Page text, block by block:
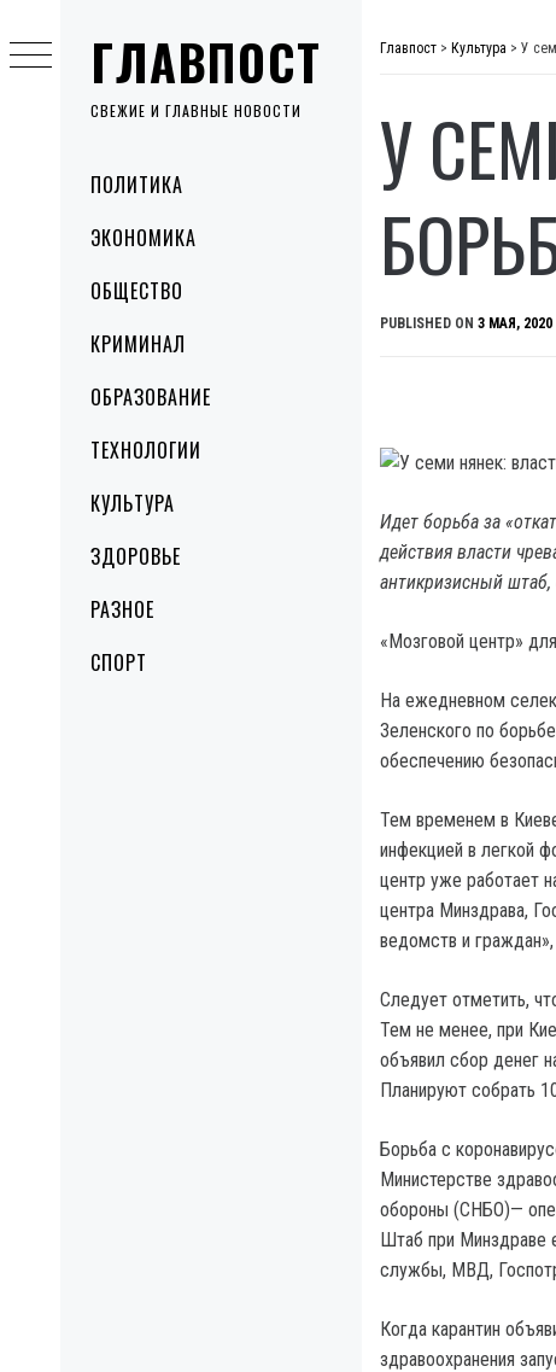
ГЛАВПОСТ
СВЕЖИЕ И ГЛАВНЫЕ НОВОСТИ
MenuПОЛИТИКА
ЭКОНОМИКА
ОБЩЕСТВО
КРИМИНАЛ
ОБРАЗОВАНИЕ
ТЕХНОЛОГИИ
КУЛЬТУРА
ЗДОРОВЬЕ
РАЗНОЕ
СПОРТ
to
content
Главпост > Культура > У
У
PUBLISHED ON 3 МАЯ, 2020
Идет борьба за
действия власти
антикризисный штаб,
«Мозговой центр»
На ежедневном
Зеленского по
обеспечению
Тем временем в
инфекцией в легкой
центр уже работает
центра Минздрава,
ведомств и
Следует отметить,
Тем не менее, при
объявил сбор денег
Планируют собрать
Борьба с
Министерстве
обороны (СНБО)—
Штаб при Минздраве
службы, МВД,
Когда карантин
здравоохранения